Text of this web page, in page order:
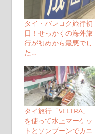
タイ・バンコク旅行初
日！せっかくの海外旅
行が初めから最悪でし
た…
タイ旅行「VELTRA」
を使って水上マーケッ
トとソンブーンでカニ